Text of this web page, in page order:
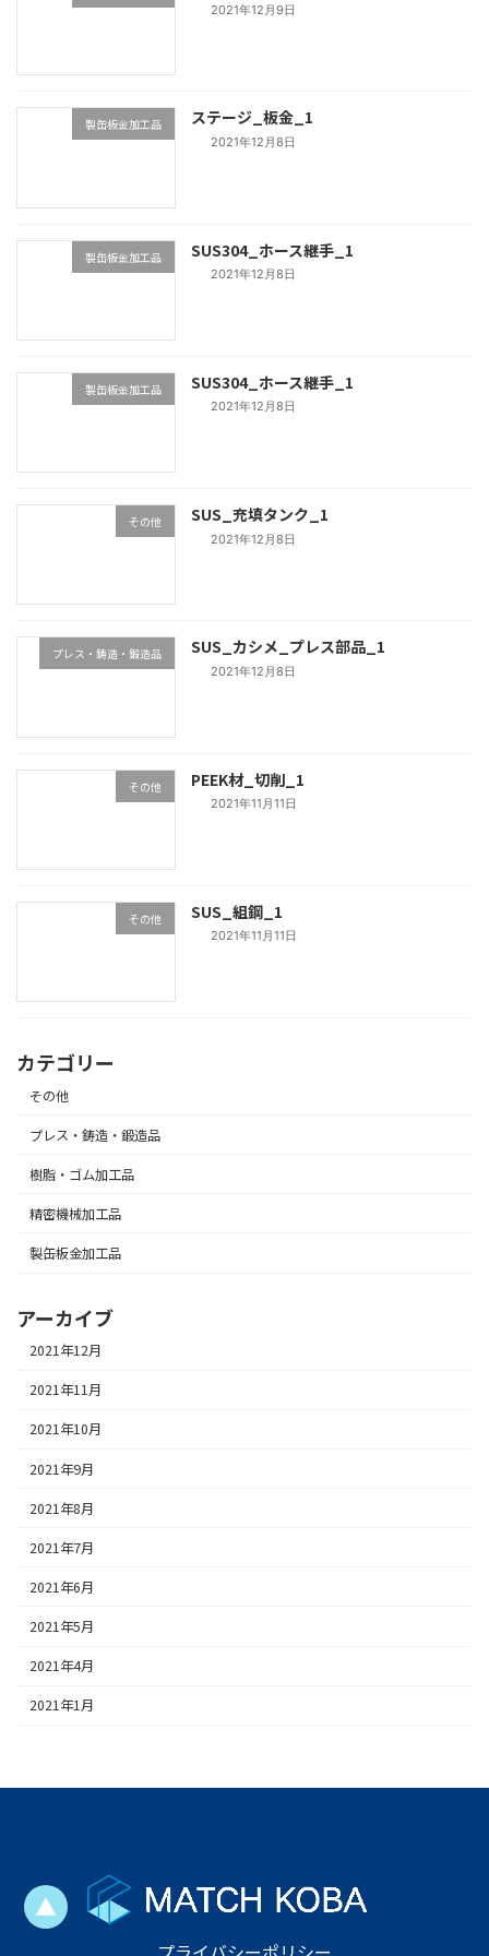
2021年12月9日
製缶板金加工品 ステージ_板金_1
2021年12月8日
製缶板金加工品 SUS304_ホース継手_1
2021年12月8日
製缶板金加工品 SUS304_ホース継手_1
2021年12月8日
その他 SUS_充填タンク_1
2021年12月8日
プレス・鋳造・鍛造品 SUS_カシメ_プレス部品_1
2021年12月8日
その他 PEEK材_切削_1
2021年11月11日
その他 SUS_組鋼_1
2021年11月11日
カテゴリー
その他
プレス・鋳造・鍛造品
樹脂・ゴム加工品
精密機械加工品
製缶板金加工品
アーカイブ
2021年12月
2021年11月
2021年10月
2021年9月
2021年8月
2021年7月
2021年6月
2021年5月
2021年4月
2021年1月
▲